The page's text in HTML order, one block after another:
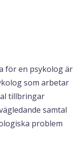
för en psykolog är
som arbetar
tillbringar
samtal
problem